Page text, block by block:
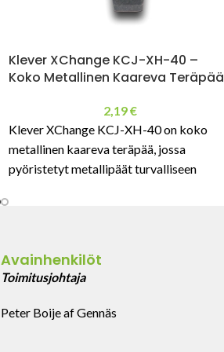
Klever XChange KCJ-XH-40 –
Koko Metallinen Kaareva Teräpää
2,19€
Klever XChange KCJ-XH-40 on koko
metallinen kaareva teräpää, jossa
pyöristetyt metallipäät turvalliseen
Avainhenkilöt
Toimitusjohtaja
Peter Boije af Gennäs